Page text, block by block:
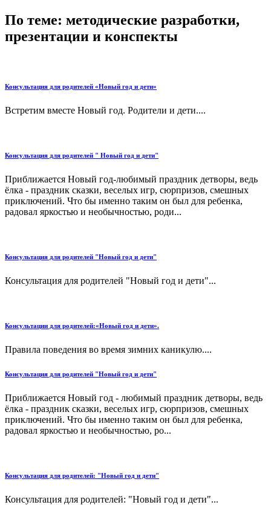
По теме: методические разработки,
презентации и конспекты
Консультация для родителей «Новый год и дети»
Встретим вместе Новый год. Родители и дети....
Консультация для родителей " Новый год и дети"
Приближается Новый год-любимый праздник детворы, ведь
ёлка - праздник сказки, веселых игр, сюрпризов, смешных
приключений. Что бы именно таким он был для ребенка,
радовал яркостью и необычностью, роди...
Консультация для родителей "Новый год и дети"
Консультация для родителей "Новый год и дети"...
Консультации для родителей:«Новый год и дети».
Правила поведения во время зимних каникулю....
Консультация для родителей "Новый год и дети"
Приближается Новый год - любимый праздник детворы, ведь
ёлка - праздник сказки, веселых игр, сюрпризов, смешных
приключений. Что бы именно таким он был для ребенка,
радовал яркостью и необычностью, ро...
Консультация для родителей: "Новый год и дети"
Консультация для родителей: "Новый год и дети"...